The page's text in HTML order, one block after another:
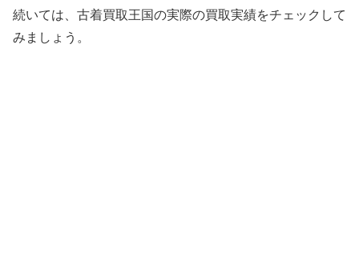
続いては、古着買取王国の実際の買取実績をチェックして
みましょう。